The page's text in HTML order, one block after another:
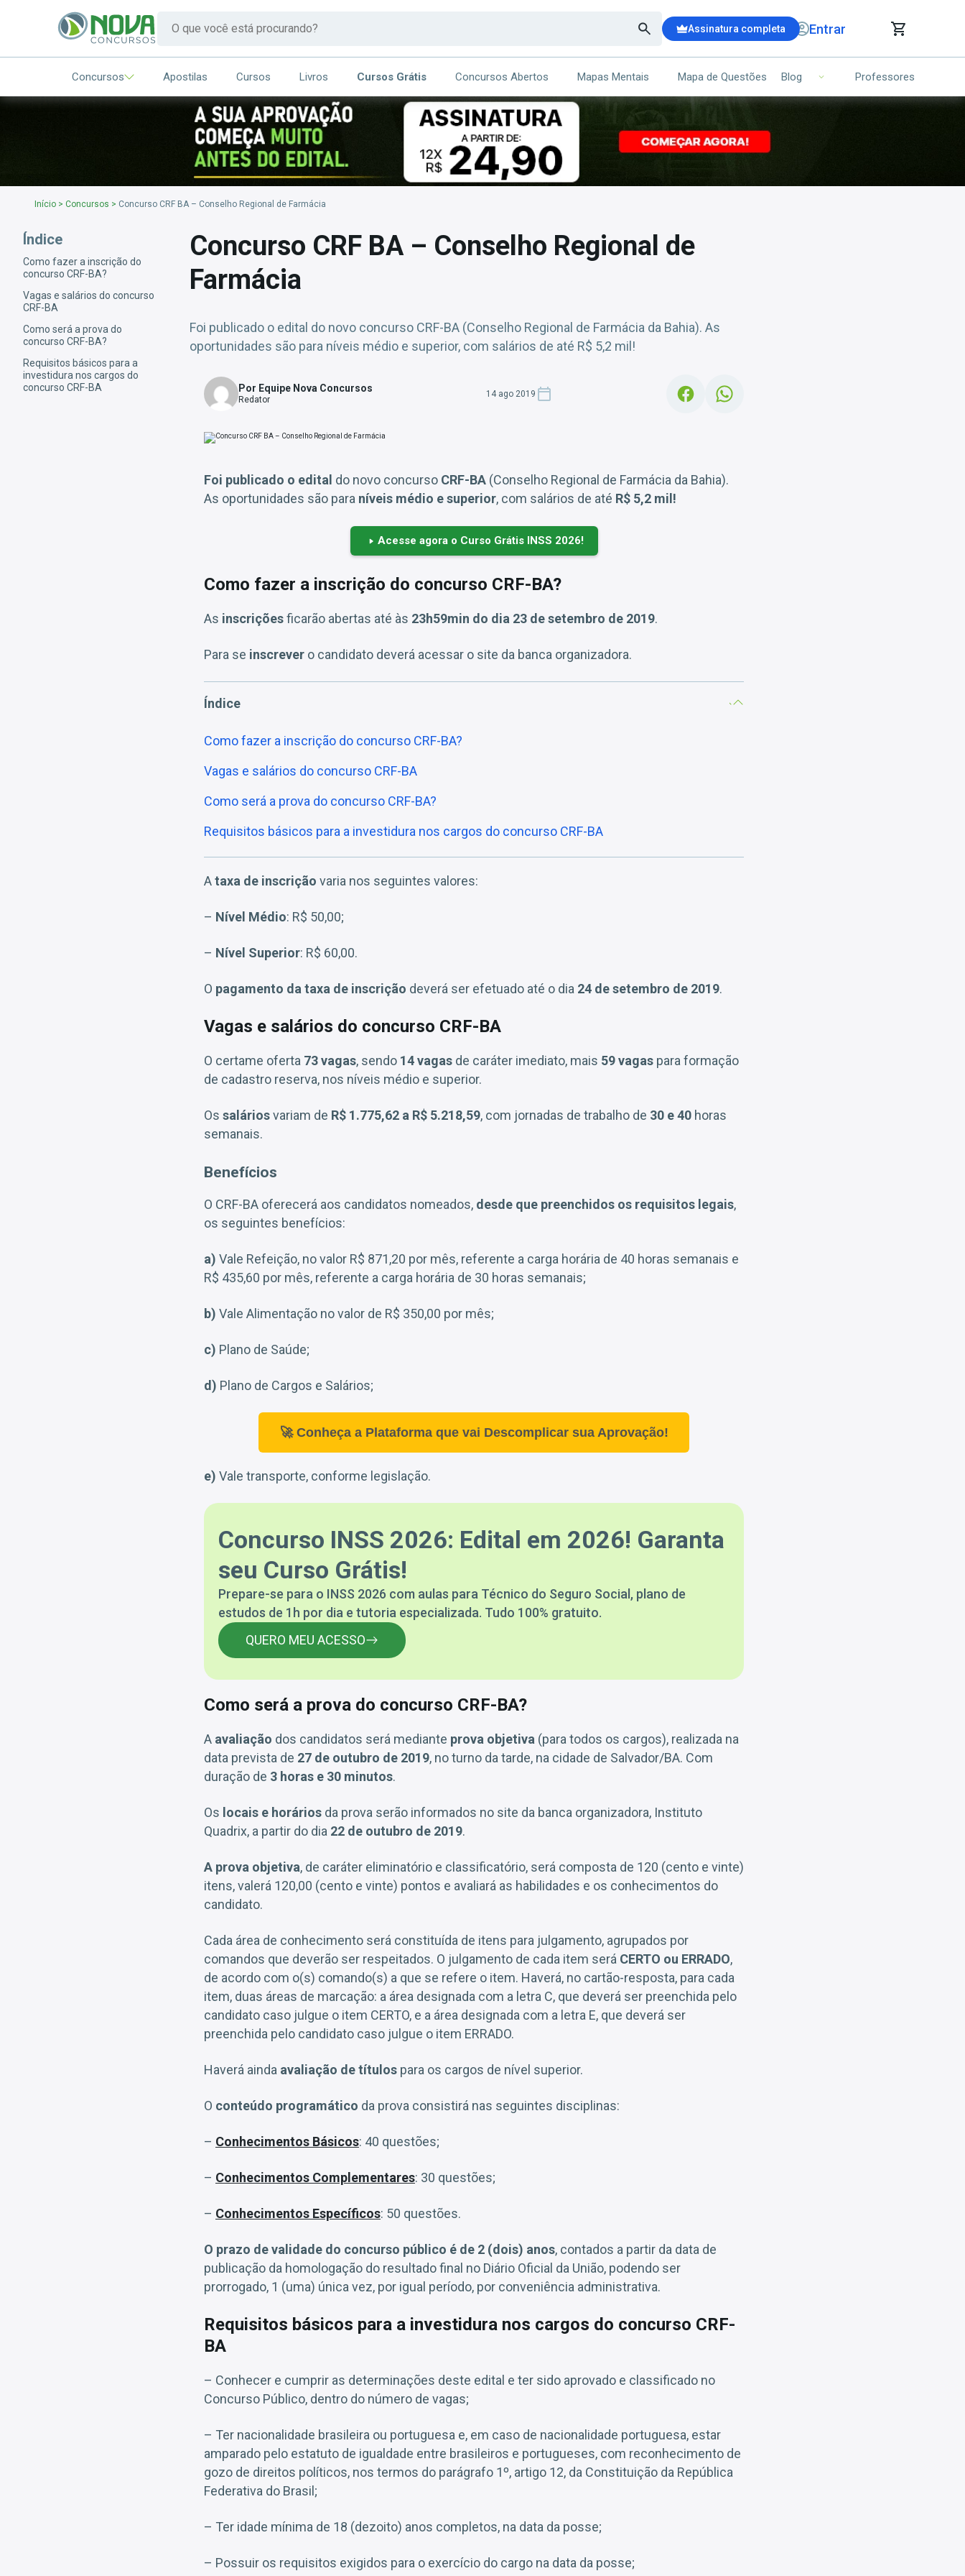
Assinatura completa Entrar
CARRINHO DE COMPRAS
ITENS (00)
Seu carrinho ainda está vazio.
Concursos Apostilas Cursos Livros Cursos Grátis Concursos Abertos Mapas Mentais Mapa de Questões Blog Professores
Início > Concursos > Concurso CRF BA – Conselho Regional de Farmácia
Índice
Como fazer a inscrição do
concurso CRF-BA?
Vagas e salários do concurso
CRF-BA
Como será a prova do
concurso CRF-BA?
Requisitos básicos para a
investidura nos cargos do
concurso CRF-BA
Concurso CRF BA – Conselho Regional de
Farmácia
Foi publicado o edital do novo concurso CRF-BA (Conselho Regional de Farmácia da Bahia). As
oportunidades são para níveis médio e superior, com salários de até R$ 5,2 mil!
Por Equipe Nova Concursos
Redator
14 ago 2019
Foi publicado o edital do novo concurso CRF-BA (Conselho Regional de Farmácia da Bahia).
As oportunidades são para níveis médio e superior, com salários de até R$ 5,2 mil!
Acesse agora o Curso Grátis INSS 2026!
Como fazer a inscrição do concurso CRF-BA?
As inscriçõesficarão abertas até às 23h59min do dia 23 de setembro de 2019.
Para se inscrever o candidato deverá acessar o site da banca organizadora.
Índice
Como fazer a inscrição do concurso CRF-BA?
Vagas e salários do concurso CRF-BA
Como será a prova do concurso CRF-BA?
Requisitos básicos para a investidura nos cargos do concurso CRF-BA
Ataxa de inscrição varia nos seguintes valores:
– Nível Médio: R$ 50,00;
– Nível Superior: R$ 60,00.
O pagamento da taxa de inscrição deverá ser efetuado até o dia 24 de setembro de 2019.
Vagas e salários do concurso CRF-BA
O certame oferta 73 vagas, sendo 14 vagas de caráter imediato, mais 59 vagas para formação
de cadastro reserva, nos níveis médio e superior.
Os saláriosvariam de R$ 1.775,62 a R$ 5.218,59, com jornadas de trabalho de 30 e 40 horas
semanais.
Benefícios
O CRF-BA oferecerá aos candidatos nomeados, desde que preenchidos os requisitos legais,
os seguintes benefícios:
a) Vale Refeição, no valor R$ 871,20 por mês, referente a carga horária de 40 horas semanais e
R$ 435,60 por mês, referente a carga horária de 30 horas semanais;
b) Vale Alimentação no valor de R$ 350,00 por mês;
c) Plano de Saúde;
d) Plano de Cargos e Salários;
🚀 Conheça a Plataforma que vai Descomplicar sua Aprovação!
e) Vale transporte, conforme legislação.
Concurso INSS 2026: Edital em 2026! Garanta
seu Curso Grátis!
Prepare-se para o INSS 2026 com aulas para Técnico do Seguro Social, plano de
estudos de 1h por dia e tutoria especializada. Tudo 100% gratuito.
QUERO MEU ACESSO
Como será a prova do concurso CRF-BA?
A avaliação dos candidatos será mediante prova objetiva (para todos os cargos), realizada na
data prevista de 27 de outubro de 2019, no turno da tarde, na cidade de Salvador/BA. Com
duração de 3 horas e 30 minutos.
Os locais e horários da prova serão informados no site da banca organizadora, Instituto
Quadrix, a partir do dia 22 de outubro de 2019.
A prova objetiva, de caráter eliminatório e classificatório, será composta de 120 (cento e vinte)
itens, valerá 120,00 (cento e vinte) pontos e avaliará as habilidades e os conhecimentos do
candidato.
Cada área de conhecimento será constituída de itens para julgamento, agrupados por
comandos que deverão ser respeitados. O julgamento de cada item será CERTO ou ERRADO,
de acordo com o(s) comando(s) a que se refere o item. Haverá, no cartão-resposta, para cada
item, duas áreas de marcação: a área designada com a letra C, que deverá ser preenchida pelo
candidato caso julgue o item CERTO, e a área designada com a letra E, que deverá ser
preenchida pelo candidato caso julgue o item ERRADO.
Haverá ainda avaliação de títulos para os cargos de nível superior.
O conteúdo programático da prova consistirá nas seguintes disciplinas:
– Conhecimentos Básicos: 40 questões;
– Conhecimentos Complementares: 30 questões;
– Conhecimentos Específicos: 50 questões.
O prazo de validade do concurso público é de 2 (dois) anos, contados a partir da data de
publicação da homologação do resultado final no Diário Oficial da União, podendo ser
prorrogado, 1 (uma) única vez, por igual período, por conveniência administrativa.
Requisitos básicos para a investidura nos cargos do concurso CRF-
BA
– Conhecer e cumprir as determinações deste edital e ter sido aprovado e classificado no
Concurso Público, dentro do número de vagas;
– Ter nacionalidade brasileira ou portuguesa e, em caso de nacionalidade portuguesa, estar
amparado pelo estatuto de igualdade entre brasileiros e portugueses, com reconhecimento de
gozo de direitos políticos, nos termos do parágrafo 1º, artigo 12, da Constituição da República
Federativa do Brasil;
– Ter idade mínima de 18 (dezoito) anos completos, na data da posse;
– Possuir os requisitos exigidos para o exercício do cargo na data da posse;